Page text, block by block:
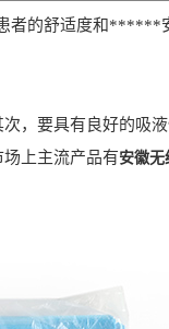
者的舒适度和
要具有良好的吸液
上主流产品有安徽无